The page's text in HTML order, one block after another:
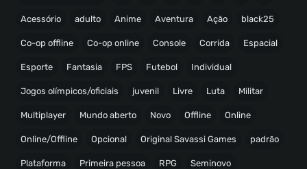
Acessório adulto Anime Aventura Ação black25
Co-op offline Co-op online Console Corrida Espacial
Esporte Fantasia FPS Futebol Individual
Jogos olímpicos/oficiais juvenil Livre Luta Militar
Multiplayer Mundo aberto Novo Offline Online
Online/Offline Opcional Original Savassi Games padrão
Plataforma Primeira pessoa RPG Seminovo